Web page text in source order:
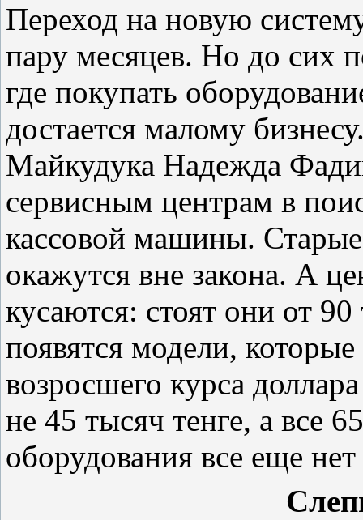
Переход на новую
пару месяцев. Но до сих
где покупать
достается малому
Майкудука Надежда
сервисным центрам в
кассовой машины.
окажутся вне закона. А
кусаются: стоят они от
появятся модели,
возросшего курса
не 45 тысяч тенге, а все
оборудования все еще